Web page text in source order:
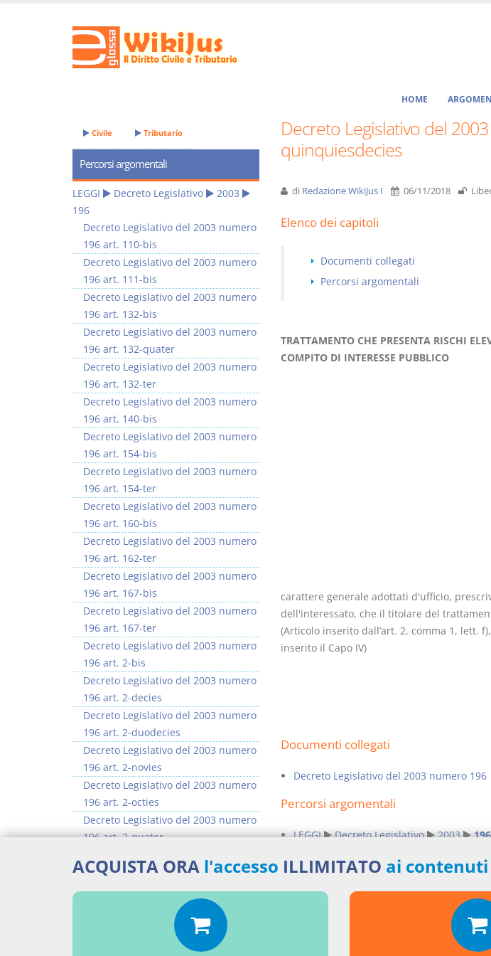
HOME
Decreto Legislativo del
quinquiesdecies
di Redazione WikiJus I 06/11/2018
Elenco dei capitoli
Documenti collegati
Percorsi argomentali
TRATTAMENTO CHE PRESENTA RISCHI
COMPITO DI INTERESSE PUBBLICO
carattere generale adottati d'ufficio,
dell'interessato, che il titolare del
(Articolo inserito dall’art. 2, comma 1, lett.
inserito il Capo IV)
Documenti collegati
Decreto Legislativo del 2003 numero 196
Percorsi argomentali
LEGGI Decreto Legislativo 2003 196
Aggiungi un commento
Civile Tributario
Percorsi argomentali
LEGGI Decreto Legislativo
2003
196
Decreto Legislativo del 2003 numero
196 art. 110-bis
Decreto Legislativo del 2003 numero
196 art. 111-bis
Decreto Legislativo del 2003 numero
196 art. 132-bis
Decreto Legislativo del 2003 numero
196 art. 132-quater
Decreto Legislativo del 2003 numero
196 art. 132-ter
Decreto Legislativo del 2003 numero
196 art. 140-bis
Decreto Legislativo del 2003 numero
196 art. 154-bis
Decreto Legislativo del 2003 numero
196 art. 154-ter
Decreto Legislativo del 2003 numero
196 art. 160-bis
Decreto Legislativo del 2003 numero
196 art. 162-ter
Decreto Legislativo del 2003 numero
196 art. 167-bis
Decreto Legislativo del 2003 numero
196 art. 167-ter
Decreto Legislativo del 2003 numero
196 art. 2-bis
Decreto Legislativo del 2003 numero
196 art. 2-decies
Decreto Legislativo del 2003 numero
196 art. 2-duodecies
Decreto Legislativo del 2003 numero
196 art. 2-novies
Decreto Legislativo del 2003 numero
196 art. 2-octies
Decreto Legislativo del 2003 numero
196 art. 2-quater
196 art. 2-quaterterdecies
Decreto Legislativo del 2003 numero
196 art. 2-quinquies
>> Vai all'argomento completo
Prescrizione e
Versione ebook€ 4,19
Rapporto e
relazione giuridica
D. Minussi
Versione ebook
(iva incl.)
ACQUISTA ORA l'accesso ILLIMITATO ai